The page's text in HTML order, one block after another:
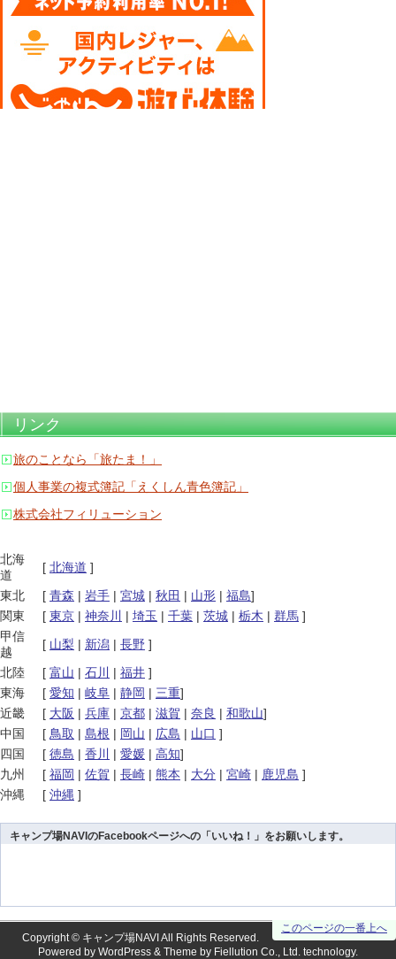
リンク
旅のことなら「旅たま！」
個人事業の複式簿記「えくしん青色簿記」
株式会社フィリューション
北海
道
[ 北海道 ]
東北
[ 青森 | 岩手 | 宮城 | 秋田 | 山形 | 福島]
関東
[ 東京 | 神奈川 | 埼玉 | 千葉 | 茨城 | 栃木 | 群馬 ]
甲信
越
[ 山梨 | 新潟 | 長野 ]
北陸
[ 富山 | 石川 | 福井 ]
東海
[ 愛知 | 岐阜 | 静岡 | 三重]
近畿
[ 大阪 | 兵庫 | 京都 | 滋賀 | 奈良 | 和歌山]
中国
[ 鳥取 | 島根 | 岡山 | 広島 | 山口 ]
四国
[ 徳島 | 香川 | 愛媛 | 高知]
九州
[ 福岡 | 佐賀 | 長崎 | 熊本 | 大分 | 宮崎 | 鹿児島 ]
沖縄
[ 沖縄 ]
キャンプ場NAVIのFacebookページへの「いいね！」をお願いします。
このページの一番上へ
Copyright © キャンプ場NAVI All Rights Reserved.
Powered by WordPress & Theme by Fiellution Co., Ltd. technology.